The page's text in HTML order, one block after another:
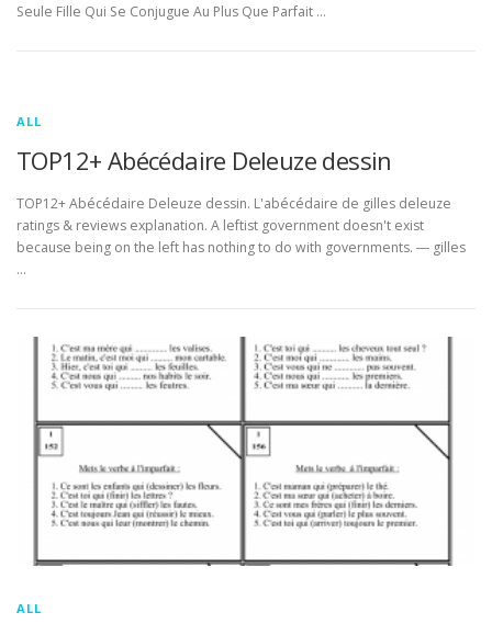
Seule Fille Qui Se Conjugue Au Plus Que Parfait …
ALL
TOP12+ Abécédaire Deleuze dessin
TOP12+ Abécédaire Deleuze dessin. L'abécédaire de gilles deleuze
ratings & reviews explanation. A leftist government doesn't exist
because being on the left has nothing to do with governments. ― gilles
…
ALL